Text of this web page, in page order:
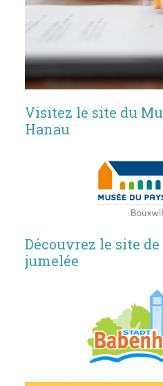
Visitez le site du
Hanau
Découvrez le site
jumelée